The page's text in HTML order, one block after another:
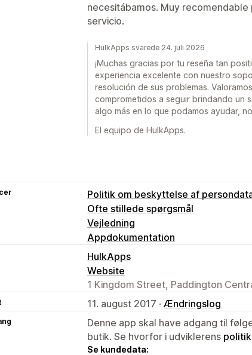
necesitábamos. Muy
servicio.
HulkApps svarede 24. juli 2026
¡Muchas gracias por tu reseña tan
experiencia excelente con nuestro
resolución de sus problemas.
comprometidos a seguir brindando un
algo más en lo que podamos ayudar,
El equipo de HulkApps.
Politik om beskyttelse af
Ofte stillede spørgsmål
Vejledning
Appdokumentation
HulkApps
Website
1 Kingdom Street, Paddington
11. august 2017 · Ændringslog
Denne app skal have adgang til
butik. Se hvorfor i udviklerens
Se kundedata: